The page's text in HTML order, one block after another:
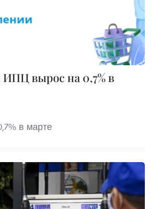
ИПЦ вырос на 0,7% в
в марте